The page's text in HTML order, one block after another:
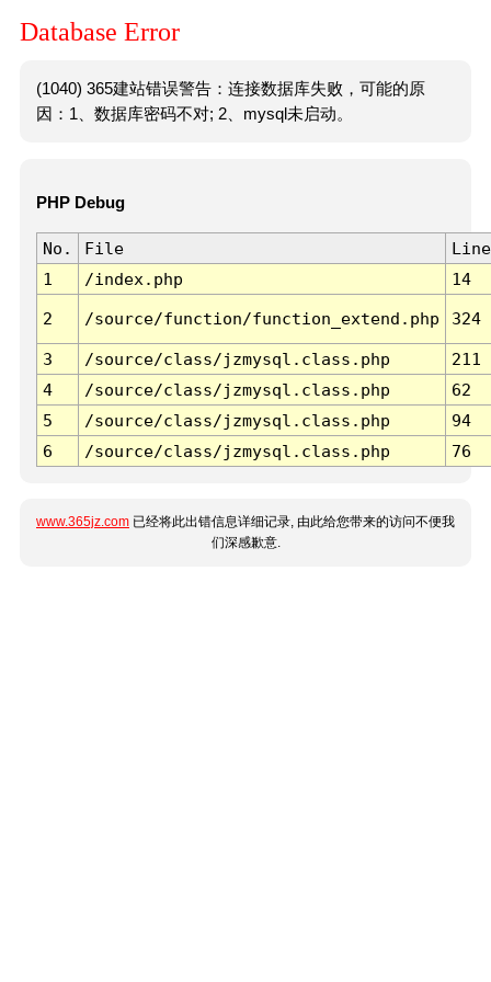
Database Error
(1040) 365建站错误警告：连接数据库失败，可能的原
因：1、数据库密码不对; 2、mysql未启动。
PHP Debug
No. File
Line
1
/index.php 14
2 /source/function/function_extend.php 324
3 /source/class/jzmysql.class.php
211
4
/source/class/jzmysql.class.php
62
5
/source/class/jzmysql.class.php
94
6
/source/class/jzmysql.class.php 76
www.365jz.com 已经将此出错信息详细记录, 由此给您带来的访问不便我
们深感歉意.